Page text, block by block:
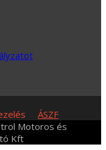
ÁSZF
Motoros és
Kft